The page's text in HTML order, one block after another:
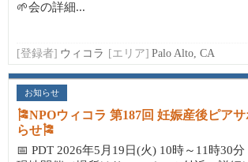
🌱会の詳細...
[登録者] ウィコラ [エリア] Palo Alto, CA
お知らせ
🎏NPOウィコラ 第187回 妊娠産後ピア
らせ🎏
📅 PDT 2026年5月19日(火) 10時～11時30分